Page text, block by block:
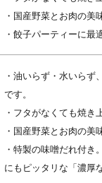
・国産野菜とお肉の美
・餃子パーティーに最
・油いらず・水いらず
です。
・フタがなくても焼き
・国産野菜とお肉の美
・特製の味噌だれ付き
にもピッタリな「濃厚